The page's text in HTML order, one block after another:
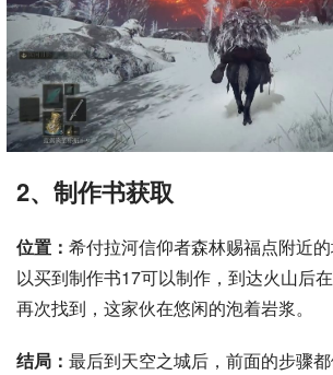
2、制作书获取
位置： 希付拉河信仰者森林赐福点附近
以买到制作书17可以制作，到达火山后
再次找到，这家伙在悠闲的泡着岩浆。
结局： 最后到天空之城后，前面的步骤